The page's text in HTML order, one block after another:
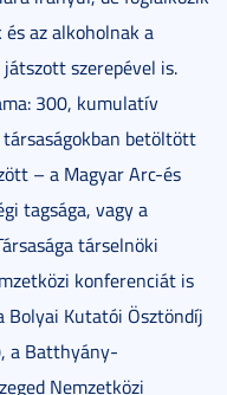
az alkoholnak a
szerepével is.
300, kumulatív
betöltött
– a Magyar Arc-és
tagsága, vagy a
társelnöki
konferenciát is
Bolyai Kutatói Ösztöndíj
a Batthyány-
Nemzetközi